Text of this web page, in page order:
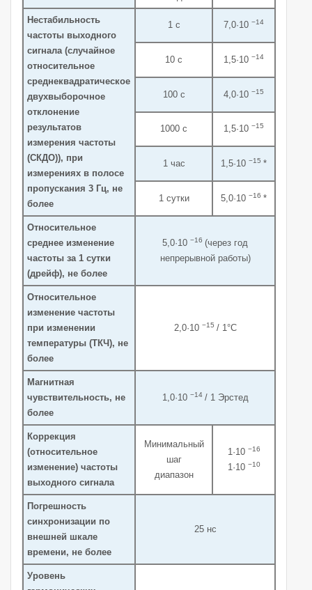
Нестабильность
частоты выходного
сигнала (случайное
относительное
среднеквадратическое
двухвыборочное
отклонение
результатов
измерения частоты
(СКДО)), при
измерениях в полосе
пропускания 3 Гц, не
более
1 с 7,0·10 −14
10 с 1,5·10 −14
100 с 4,0·10 −15
1000 с 1,5·10 −15
1 час 1,5·10 −15 *
1 сутки 5,0·10 −16 *
Относительное
среднее изменение
частоты за 1 сутки
(дрейф), не более
5,0·10 −16 (через год
непрерывной работы)
Относительное
изменение частоты
при изменении
температуры (ТКЧ), не
более
2,0·10 −15 / 1°С
Магнитная
чувствительность, не
более
1,0·10 −14 / 1 Эрстед
Коррекция
(относительное
изменение) частоты
выходного сигнала
Минимальный
шаг
диапазон
1·10 −16
1·10 −10
Погрешность
синхронизации по
внешней шкале
времени, не более
25 нс
Уровень